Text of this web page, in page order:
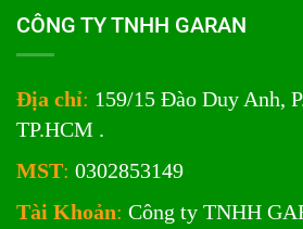
CÔNG TY TNHH GARAN
Địa chỉ: 159/15 Đào Duy Anh,
TP.HCM .
MST: 0302853149
Tài Khoản: Công ty TNHH